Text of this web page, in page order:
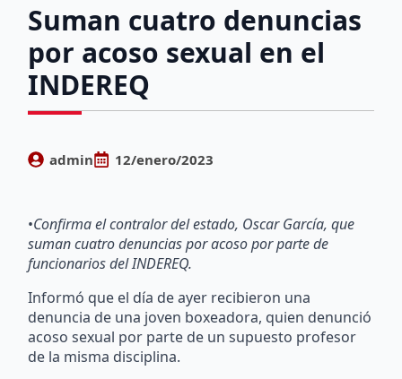
Suman cuatro denuncias
por acoso sexual en el
INDEREQ
admin 12/enero/2023
•Confirma el contralor del estado, Oscar García, que
suman cuatro denuncias por acoso por parte de
funcionarios del INDEREQ.
Informó que el día de ayer recibieron una
denuncia de una joven boxeadora, quien denunció
acoso sexual por parte de un supuesto profesor
de la misma disciplina.